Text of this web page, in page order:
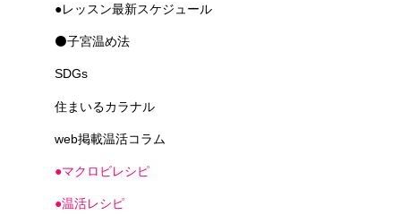
●レッスン最新スケジュール
⚫子宮温め法
SDGs
住まいるカラナル
web掲載温活コラム
●マクロビレシピ
●温活レシピ